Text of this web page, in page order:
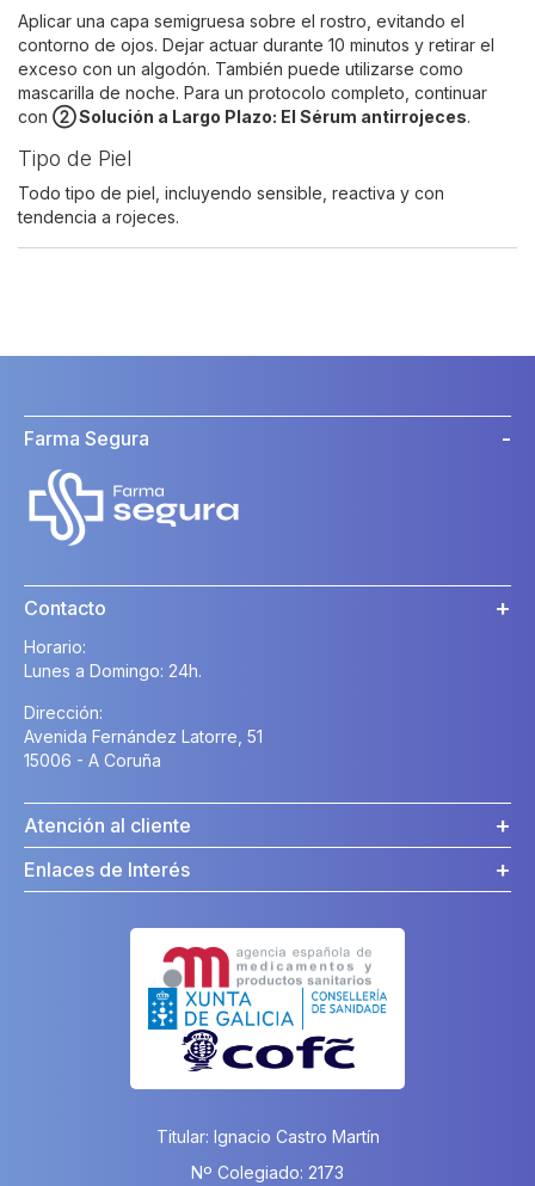
Aplicar una capa semigruesa sobre el rostro, evitando el
contorno de ojos. Dejar actuar durante 10 minutos y retirar el
exceso con un algodón. También puede utilizarse como
mascarilla de noche. Para un protocolo completo, continuar
con ② Solución a Largo Plazo: El Sérum antirrojeces.
Tipo de Piel
Todo tipo de piel, incluyendo sensible, reactiva y con
tendencia a rojeces.
Farma Segura
Contacto
Horario:
Lunes a Domingo: 24h.
Dirección:
Avenida Fernández Latorre, 51
15006 - A Coruña
Atención al cliente
Enlaces de Interés
Titular: Ignacio Castro Martín
Nº Colegiado: 2173